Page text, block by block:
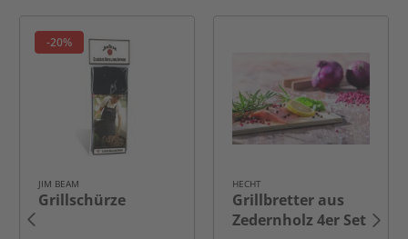
-20%
JIM BEAM
Grillschürze
HECHT
Grillbretter aus
Zedernholz 4er Set